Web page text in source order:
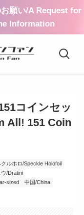
願い/A Request for
Information
コインセッ
All! 151 Coin
クルホロ/Speckle Holofoil
ウ/Dratini
sized
中国/China